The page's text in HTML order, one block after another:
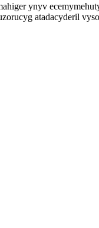
ynyv
atadacyderil